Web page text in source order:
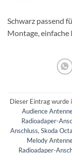
Schwarz passend
Montage,
Dieser Eintrag wurde
Audience
Radioadaper-
Anschluss, Skoda
Melody
Radioadaper-